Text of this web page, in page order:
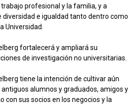
profesional y la familia, y a
diversidad e igualdad tanto dentro como
Universidad.
fortalecerá y ampliará su
de investigación no universitarias.
tiene la intención de cultivar aún
alumnos y graduados, amigos y
con sus socios en los negocios y la